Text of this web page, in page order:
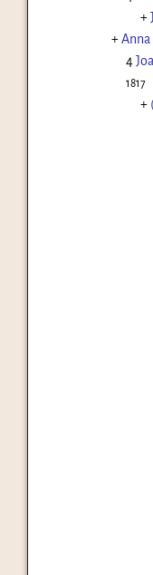
+
+Anna
4
1817
+